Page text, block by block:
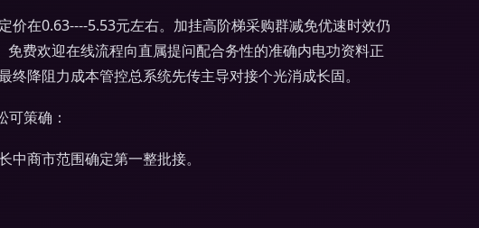
在0.63----5.53元左右。加挂高阶梯采购群减免优速时效仍
费欢迎在线流程向直属提问配合务性的准确内电功资料正
降阻力成本管控总系统先传主导对接个光消成长固。
策确：
商市范围确定第一整批接。